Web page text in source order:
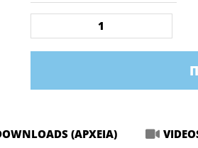
&
REMOVER
ΠΙΣΣΑΣ
ΑΥΤΟΚΟΛΛΗΤΩΝ)
(ΑΡΧΕΙΑ)